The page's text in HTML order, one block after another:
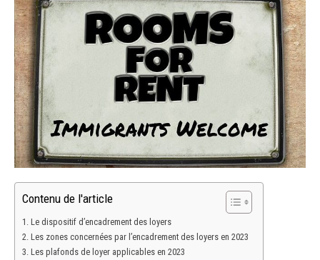
Contenu de l'article
Le dispositif d’encadrement des loyers
Les zones concernées par l’encadrement des loyers en 2023
Les plafonds de loyer applicables en 2023